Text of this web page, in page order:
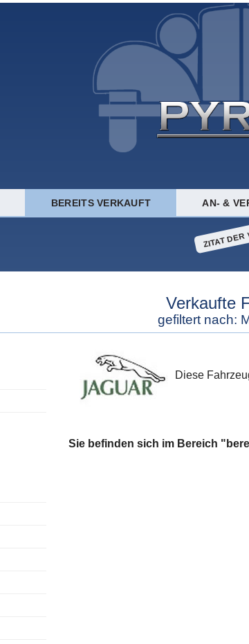
BEREITS VERKAUFT AN- &
ZITAT
Verkaufte
gefiltert nach:
Diese
Sie befinden sich im Bereich